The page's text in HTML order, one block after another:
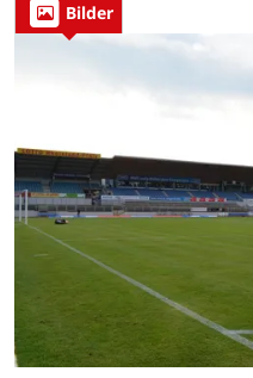
Bilder